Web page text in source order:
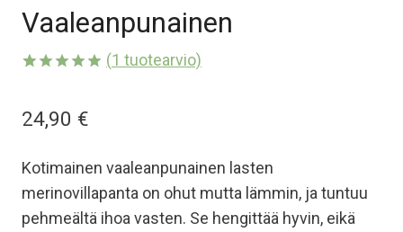
Vaaleanpunainen
perustuen
asiakkaan
(1 tuotearvio)
24,90 €
Kotimainen vaaleanpunainen lasten
merinovillapanta on ohut mutta lämmin, ja tuntuu
pehmeältä ihoa vasten. Se hengittää hyvin, eikä